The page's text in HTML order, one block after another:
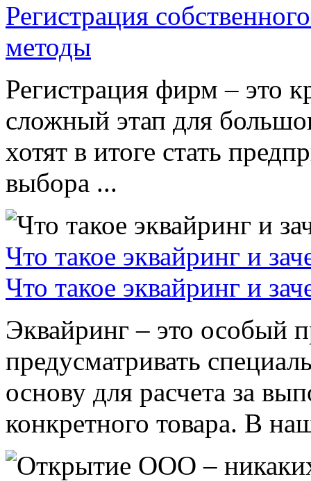
Регистрация
методы
Регистрация фирм – это
сложный этап для
хотят в итоге стать
выбора ...
Что такое эквайринг и
Что такое эквайринг и
Эквайринг – это особый
предусматривать
основу для расчета за
конкретного товара. В